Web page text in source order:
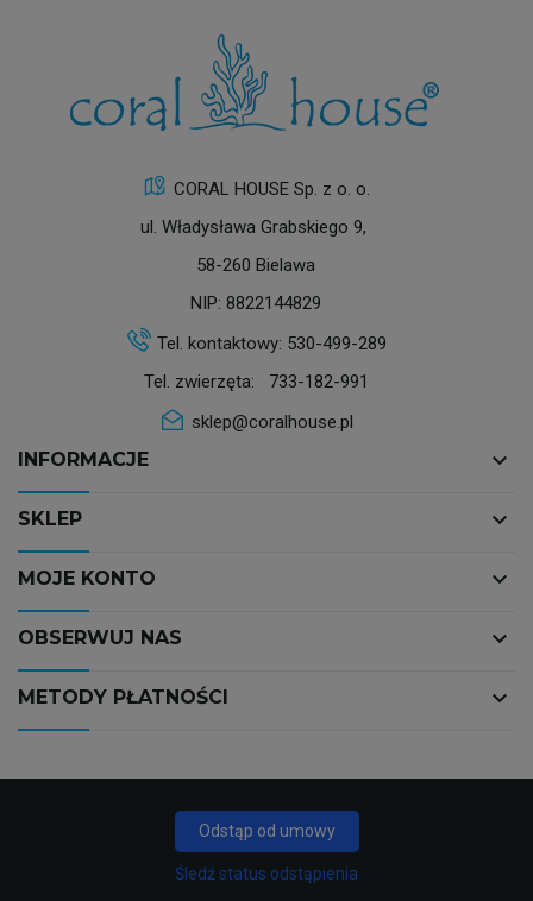
CORAL HOUSE Sp. z o. o.
ul. Władysława Grabskiego 9,
58-260 Bielawa
NIP: 8822144829
Tel. kontaktowy: 530-499-289
Tel. zwierzęta: 733-182-991
sklep@coralhouse.pl
INFORMACJE keyboard_arrow_down
SKLEP keyboard_arrow_down
MOJE KONTO keyboard_arrow_down
OBSERWUJ NAS keyboard_arrow_down
METODY PŁATNOŚCI keyboard_arrow_down
Odstąp od umowy
Śledź status odstąpienia